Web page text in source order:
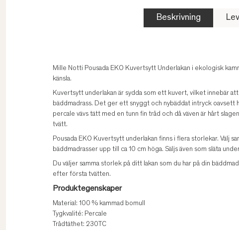
Beskrivning
Mille Notti Pousada EKO Kuvertsytt Underlakan i ekologisk
känsla.
Kuvertsytt underlakan är sydda som ett kuvert, vilket innebär
bäddmadrass. Det ger ett snyggt och nybäddat intryck oavsett
percale vävs tätt med en tunn fin tråd och då väven är hårt
tvätt.
Pousada EKO Kuvertsytt underlakan finns i flera storlekar. Välj
bäddmadrasser upp till ca 10 cm höga. Säljs även som släta
Du väljer samma storlek på ditt lakan som du har på din
efter första tvätten.
Produktegenskaper
Material: 100 % kammad bomull
Tygkvalité: Percale
Trådtäthet: 230TC